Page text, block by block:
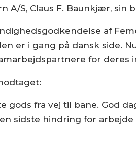
S, Claus F. Baunkjær, sin
af
er i gang på dansk side.
for deres
gods fra vej til bane. God
sidste hindring for arbejde